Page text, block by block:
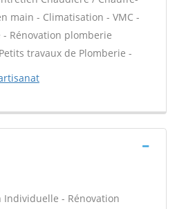
main - Climatisation - VMC -
Rénovation plomberie
travaux de Plomberie -
- Rénovation